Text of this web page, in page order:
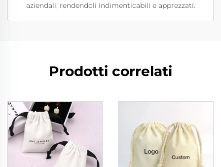
aziendali, rendendoli indimenticabili e apprezzati.
Prodotti correlati